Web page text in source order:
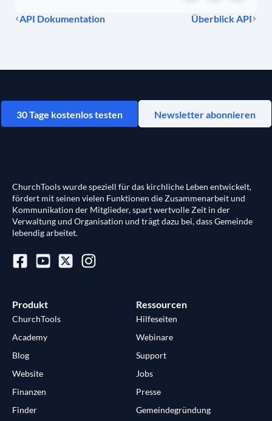
API Dokumentation Überblick API
30 Tage kostenlos testen Newsletter abonnieren
ChurchTools wurde speziell für das kirchliche Leben entwickelt,
fördert mit seinen vielen Funktionen die Zusammenarbeit und
Kommunikation der Mitglieder, spart wertvolle Zeit in der
Verwaltung und Organisation und trägt dazu bei, dass Gemeinde
lebendig arbeitet.
Produkt
ChurchTools
Academy
Blog
Website
Finanzen
Finder
Ressourcen
Hilfeseiten
Webinare
Support
Jobs
Presse
Gemeindegründung